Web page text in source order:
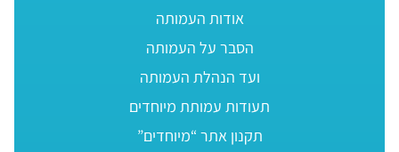
אודות העמותה
הסבר על העמותה
ועד הנהלת העמותה
תעודות עמותת מיוחדים
תקנון אתר “מיוחדים”